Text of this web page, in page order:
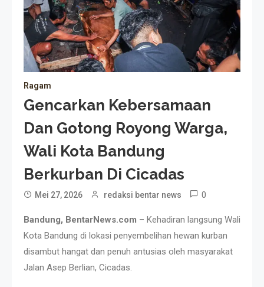
Ragam
Gencarkan Kebersamaan
Dan Gotong Royong Warga,
Wali Kota Bandung
Berkurban Di Cicadas
Mei 27, 2026 redaksi bentar news 0
Bandung, BentarNews.com – Kehadiran langsung Wali
Kota Bandung di lokasi penyembelihan hewan kurban
disambut hangat dan penuh antusias oleh masyarakat
Jalan Asep Berlian, Cicadas.